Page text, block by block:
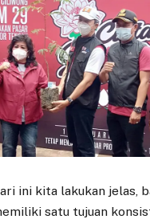
ini kita lakukan jelas,
satu tujuan